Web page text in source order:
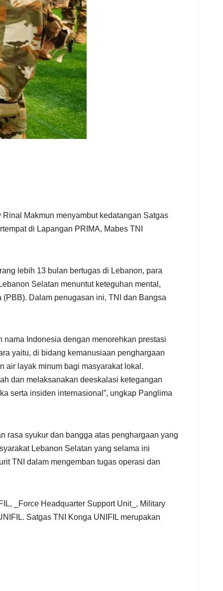
Makmun menyambut kedatangan Satgas
di Lapangan PRIMA, Mabes TNI
lebih 13 bulan bertugas di Lebanon, para
Selatan menuntut keteguhan mental,
Dalam penugasan ini, TNI dan Bangsa
Indonesia dengan menorehkan prestasi
yaitu, di bidang kemanusiaan penghargaan
air layak minum bagi masyarakat lokal.
dan melaksanakan deeskalasi ketegangan
serta insiden internasional”, ungkap Panglima
rasa syukur dan bangga atas penghargaan yang
Lebanon Selatan yang selama ini
TNI dalam mengemban tugas operasi dan
_Force Headquarter Support Unit_, Military
Satgas TNI Konga UNIFIL merupakan